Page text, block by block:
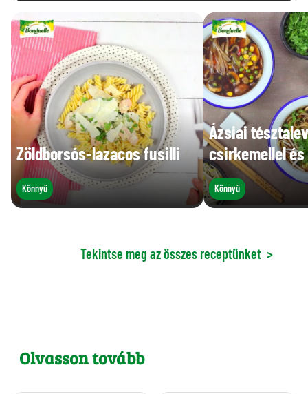
Zöldborsós-lazacos fusilli
Könnyű
Ázsiai
csirkemellel
Könnyű
Tekintse meg az összes receptünket >
Olvasson tovább